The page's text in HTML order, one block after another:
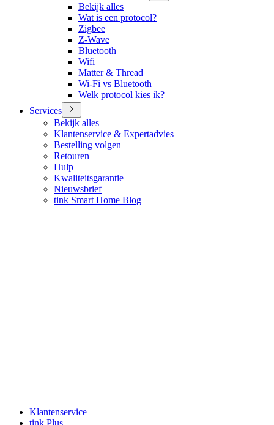
Bekijk alles
Wat is een protocol?
Zigbee
Z-Wave
Bluetooth
Wifi
Matter & Thread
Wi-Fi vs Bluetooth
Welk protocol kies ik?
Services
Bekijk alles
Klantenservice & Expertadvies
Bestelling volgen
Retouren
Hulp
Kwaliteitsgarantie
Nieuwsbrief
tink Smart Home Blog
Klantenservice
tink Plus